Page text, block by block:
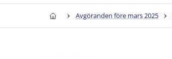
Avgöranden före mars 2025